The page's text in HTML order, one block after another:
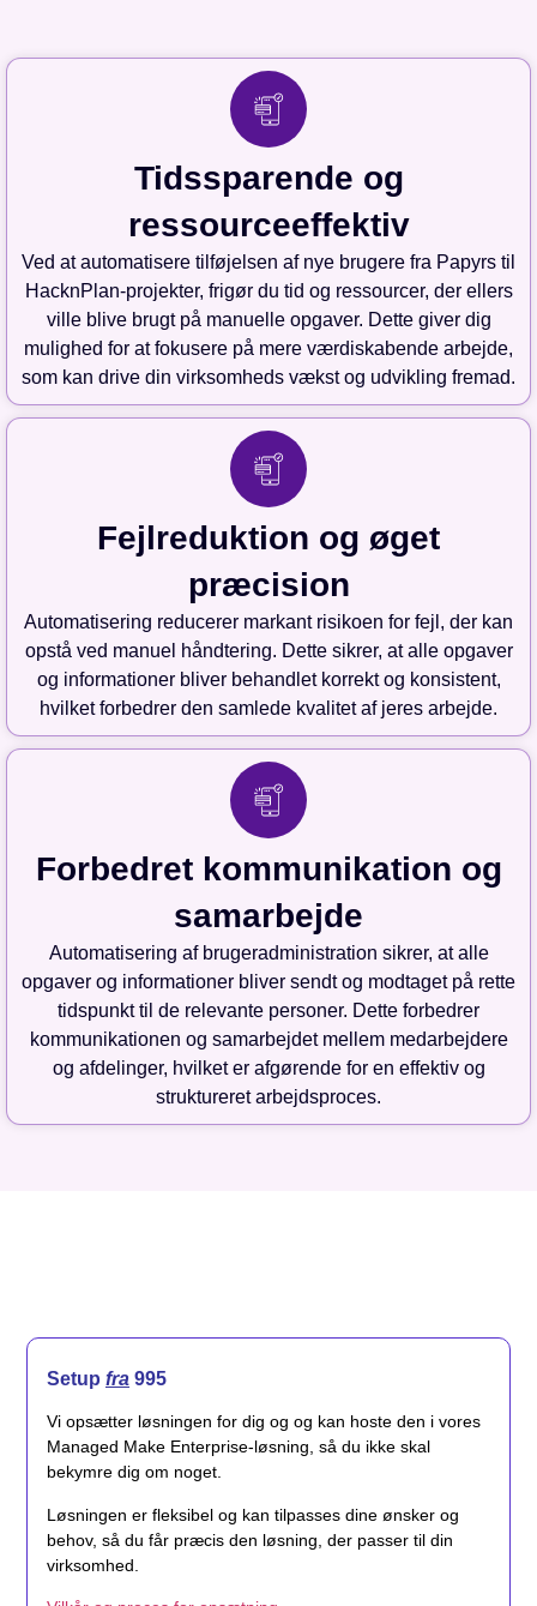
Tidssparende og
ressourceeffektiv
Ved at automatisere tilføjelsen af nye brugere fra Papyrs til
HacknPlan-projekter, frigør du tid og ressourcer, der ellers
ville blive brugt på manuelle opgaver. Dette giver dig
mulighed for at fokusere på mere værdiskabende arbejde,
som kan drive din virksomheds vækst og udvikling fremad.
Fejlreduktion og øget
præcision
Automatisering reducerer markant risikoen for fejl, der kan
opstå ved manuel håndtering. Dette sikrer, at alle opgaver
og informationer bliver behandlet korrekt og konsistent,
hvilket forbedrer den samlede kvalitet af jeres arbejde.
Forbedret kommunikation og
samarbejde
Automatisering af brugeradministration sikrer, at alle
opgaver og informationer bliver sendt og modtaget på rette
tidspunkt til de relevante personer. Dette forbedrer
kommunikationen og samarbejdet mellem medarbejdere
og afdelinger, hvilket er afgørende for en effektiv og
struktureret arbejdsproces.
Setup fra 995
Vi opsætter løsningen for dig og og kan hoste den i vores
Managed Make Enterprise-løsning, så du ikke skal
bekymre dig om noget.
Løsningen er fleksibel og kan tilpasses dine ønsker og
behov, så du får præcis den løsning, der passer til din
virksomhed.